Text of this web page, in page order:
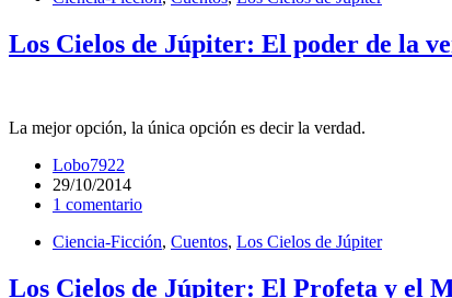
Los Cielos de Júpiter: El poder de la
La mejor opción, la única opción es decir la verdad.
Lobo7922
29/10/2014
1 comentario
Ciencia-Ficción, Cuentos, Los Cielos de Júpiter
Los Cielos de Júpiter: El Profeta y el